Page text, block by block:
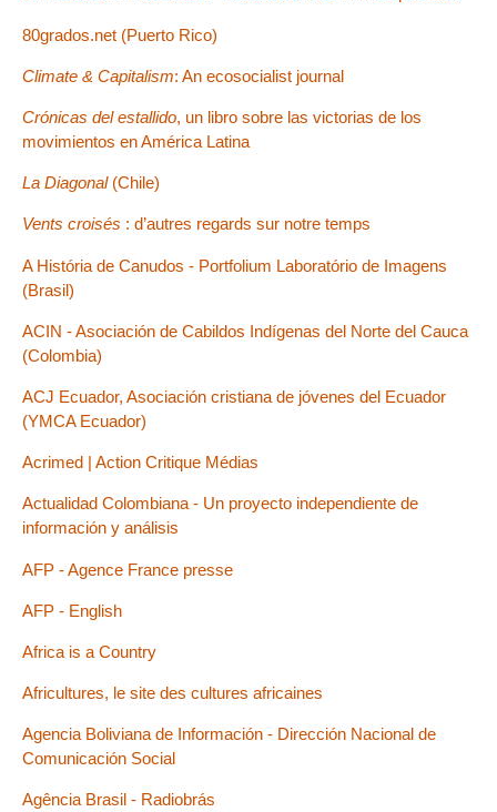
80grados.net (Puerto Rico)
Climate & Capitalism: An ecosocialist journal
Crónicas del estallido, un libro sobre las victorias de los
movimientos en América Latina
La Diagonal(Chile)
Vents croisés : d’autres regards sur notre temps
A História de Canudos - Portfolium Laboratório de Imagens
(Brasil)
ACIN - Asociación de Cabildos Indígenas del Norte del Cauca
(Colombia)
ACJ Ecuador, Asociación cristiana de jóvenes del Ecuador
(YMCA Ecuador)
Acrimed | Action Critique Médias
Actualidad Colombiana - Un proyecto independiente de
información y análisis
AFP - Agence France presse
AFP - English
Africa is a Country
Africultures, le site des cultures africaines
Agencia Boliviana de Información - Dirección Nacional de
Comunicación Social
Agência Brasil - Radiobrás